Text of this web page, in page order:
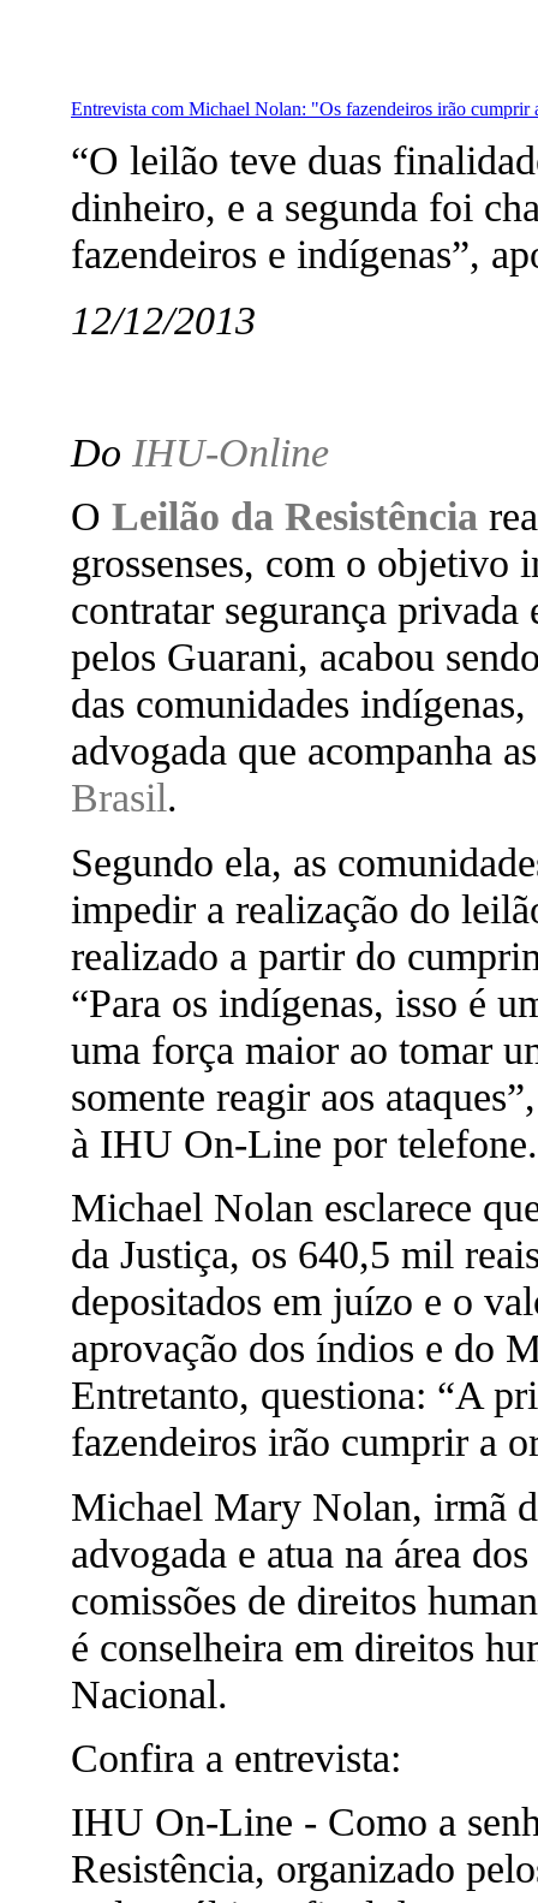
Entrevista com Michael Nolan: "Os fazendeiros irão cumprir
“O leilão teve duas
dinheiro, e a segunda foi
fazendeiros e indígenas”,
12/12/2013
Do IHU-Online
O Leilão da Resistência
grossenses, com o objetivo
contratar segurança privada
pelos Guarani, acabou
das comunidades
advogada que acompanha
Brasil.
Segundo ela, as
impedir a realização do
realizado a partir do
“Para os indígenas, isso é
uma força maior ao tomar
somente reagir aos
à IHU On-Line por telefone.
Michael Nolan esclarece
da Justiça, os 640,5 mil
depositados em juízo e o
aprovação dos índios e do
Entretanto, questiona: “A
fazendeiros irão cumprir a
Michael Mary Nolan, irmã
advogada e atua na área
comissões de direitos
é conselheira em direitos
Nacional.
Confira a entrevista:
IHU On-Line - Como a
Resistência, organizado